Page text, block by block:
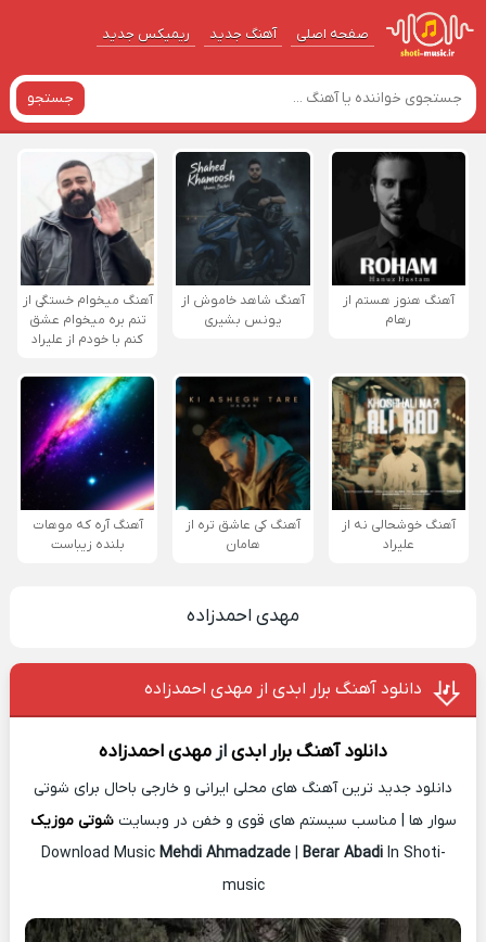
صفحه اصلی آهنگ‌ جدید ریمیکس جدید
جستجو
آهنگ هنوز هستم از
رهام
آهنگ شاهد خاموش از
یونس بشیری
آهنگ میخوام خستگی از
تنم بره میخوام عشق
کنم با خودم از علیراد
آهنگ خوشحالی نه از
علیراد
آهنگ کی عاشق تره از
هامان
آهنگ آره که موهات
بلنده زیباست
مهدی احمدزاده
دانلود آهنگ برار ابدی از مهدی احمدزاده
دانلود آهنگبرار ابدیازمهدی احمدزاده
دانلود جدید ترین آهنگ های محلی ایرانی و خارجی باحال برای شوتی
سوار ها | مناسب سیستم های قوی و خفن در وبسایتشوتی موزیک
Download Music Mehdi Ahmadzade| Berar AbadiIn Shoti-
music